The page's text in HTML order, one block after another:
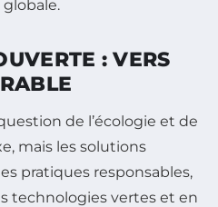
: VERS
de l’écologie et de
mais les solutions
pratiques responsables,
technologies vertes et en